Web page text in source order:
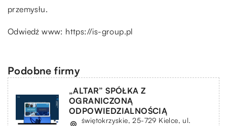
przemysłu.
Odwiedź www: https://is-group.pl
Podobne firmy
„ALTAR” SPÓŁKA Z
OGRANICZONĄ
ODPOWIEDZIALNOŚCIĄ
świętokrzyskie, 25-729 Kielce, ul.